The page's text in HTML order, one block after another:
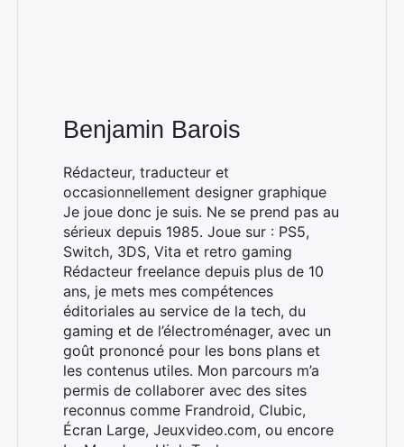
Benjamin Barois
Rédacteur, traducteur et
occasionnellement designer graphique
Je joue donc je suis. Ne se prend pas au
sérieux depuis 1985. Joue sur : PS5,
Switch, 3DS, Vita et retro gaming
Rédacteur freelance depuis plus de 10
ans, je mets mes compétences
éditoriales au service de la tech, du
gaming et de l’électroménager, avec un
goût prononcé pour les bons plans et
les contenus utiles. Mon parcours m’a
permis de collaborer avec des sites
reconnus comme Frandroid, Clubic,
Écran Large, Jeuxvideo.com, ou encore